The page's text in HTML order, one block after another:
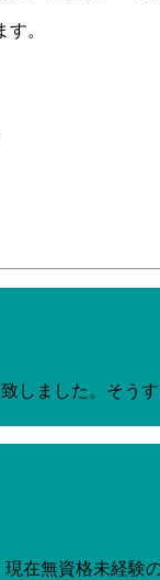
。
しました。そ
在無資格未経験